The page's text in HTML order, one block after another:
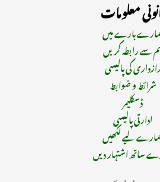
معلومات
بارے میں
سے رابطہ کریں
کی پالیسی
شرائط و ضوابط
ڈسکلیمر
ادارتی پالیسی
لیے لکھیں
ساتھ اشتہار دیں